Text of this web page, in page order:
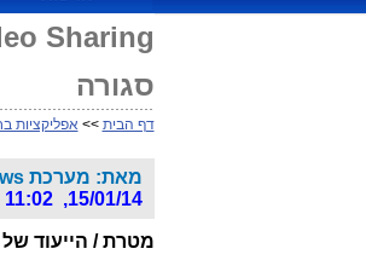
סגורה
דף הבית >> אפליקציות
מאת: מערכת Telecom News
15/01/14, 11:02
מטרת / הייעוד